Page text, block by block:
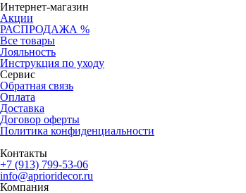
Интернет-магазин
Акции
РАСПРОДАЖА %
Все товары
Лояльность
Инструкция по уходу
Сервис
Обратная связь
Оплата
Доставка
Договор оферты
Политика конфиденциальности
Контакты
+7 (913) 799-53-06
info@aprioridecor.ru
Компания